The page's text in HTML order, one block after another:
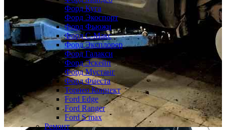
Форд Куга
Форд Экоспорт
Форд Фьюжн
Форд С-Макс
Форд Эксплорер
Форд Галакси
Форд Эскейп
Форд Мустанг
Форд Фиеста
Торнео Коннект
Ford Edge
Ford Ranger
Ford S max
Ремонт